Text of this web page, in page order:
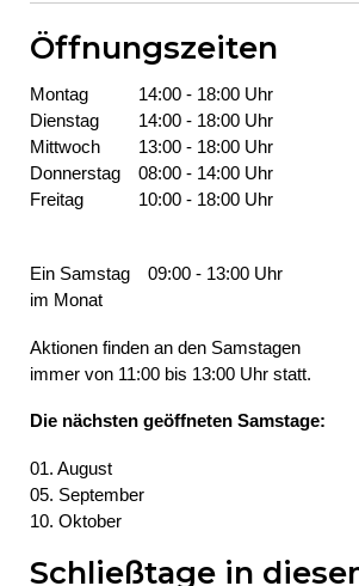
Öffnungszeiten
Montag
14:00 - 18:00 Uhr
Dienstag
14:00 - 18:00 Uhr
Mittwoch
13:00 - 18:00 Uhr
Donners­tag
08:00 - 14:00 Uhr
Freitag
10:00 - 18:00 Uhr
Ein Samstag
im Monat
09:00 - 13:00 Uhr
Aktionen finden an den Samstagen
immer von 11:00 bis 13:00 Uhr statt.
Die nächsten geöffneten Samstage:
01. August
05. September
10. Oktober
Schließtage in